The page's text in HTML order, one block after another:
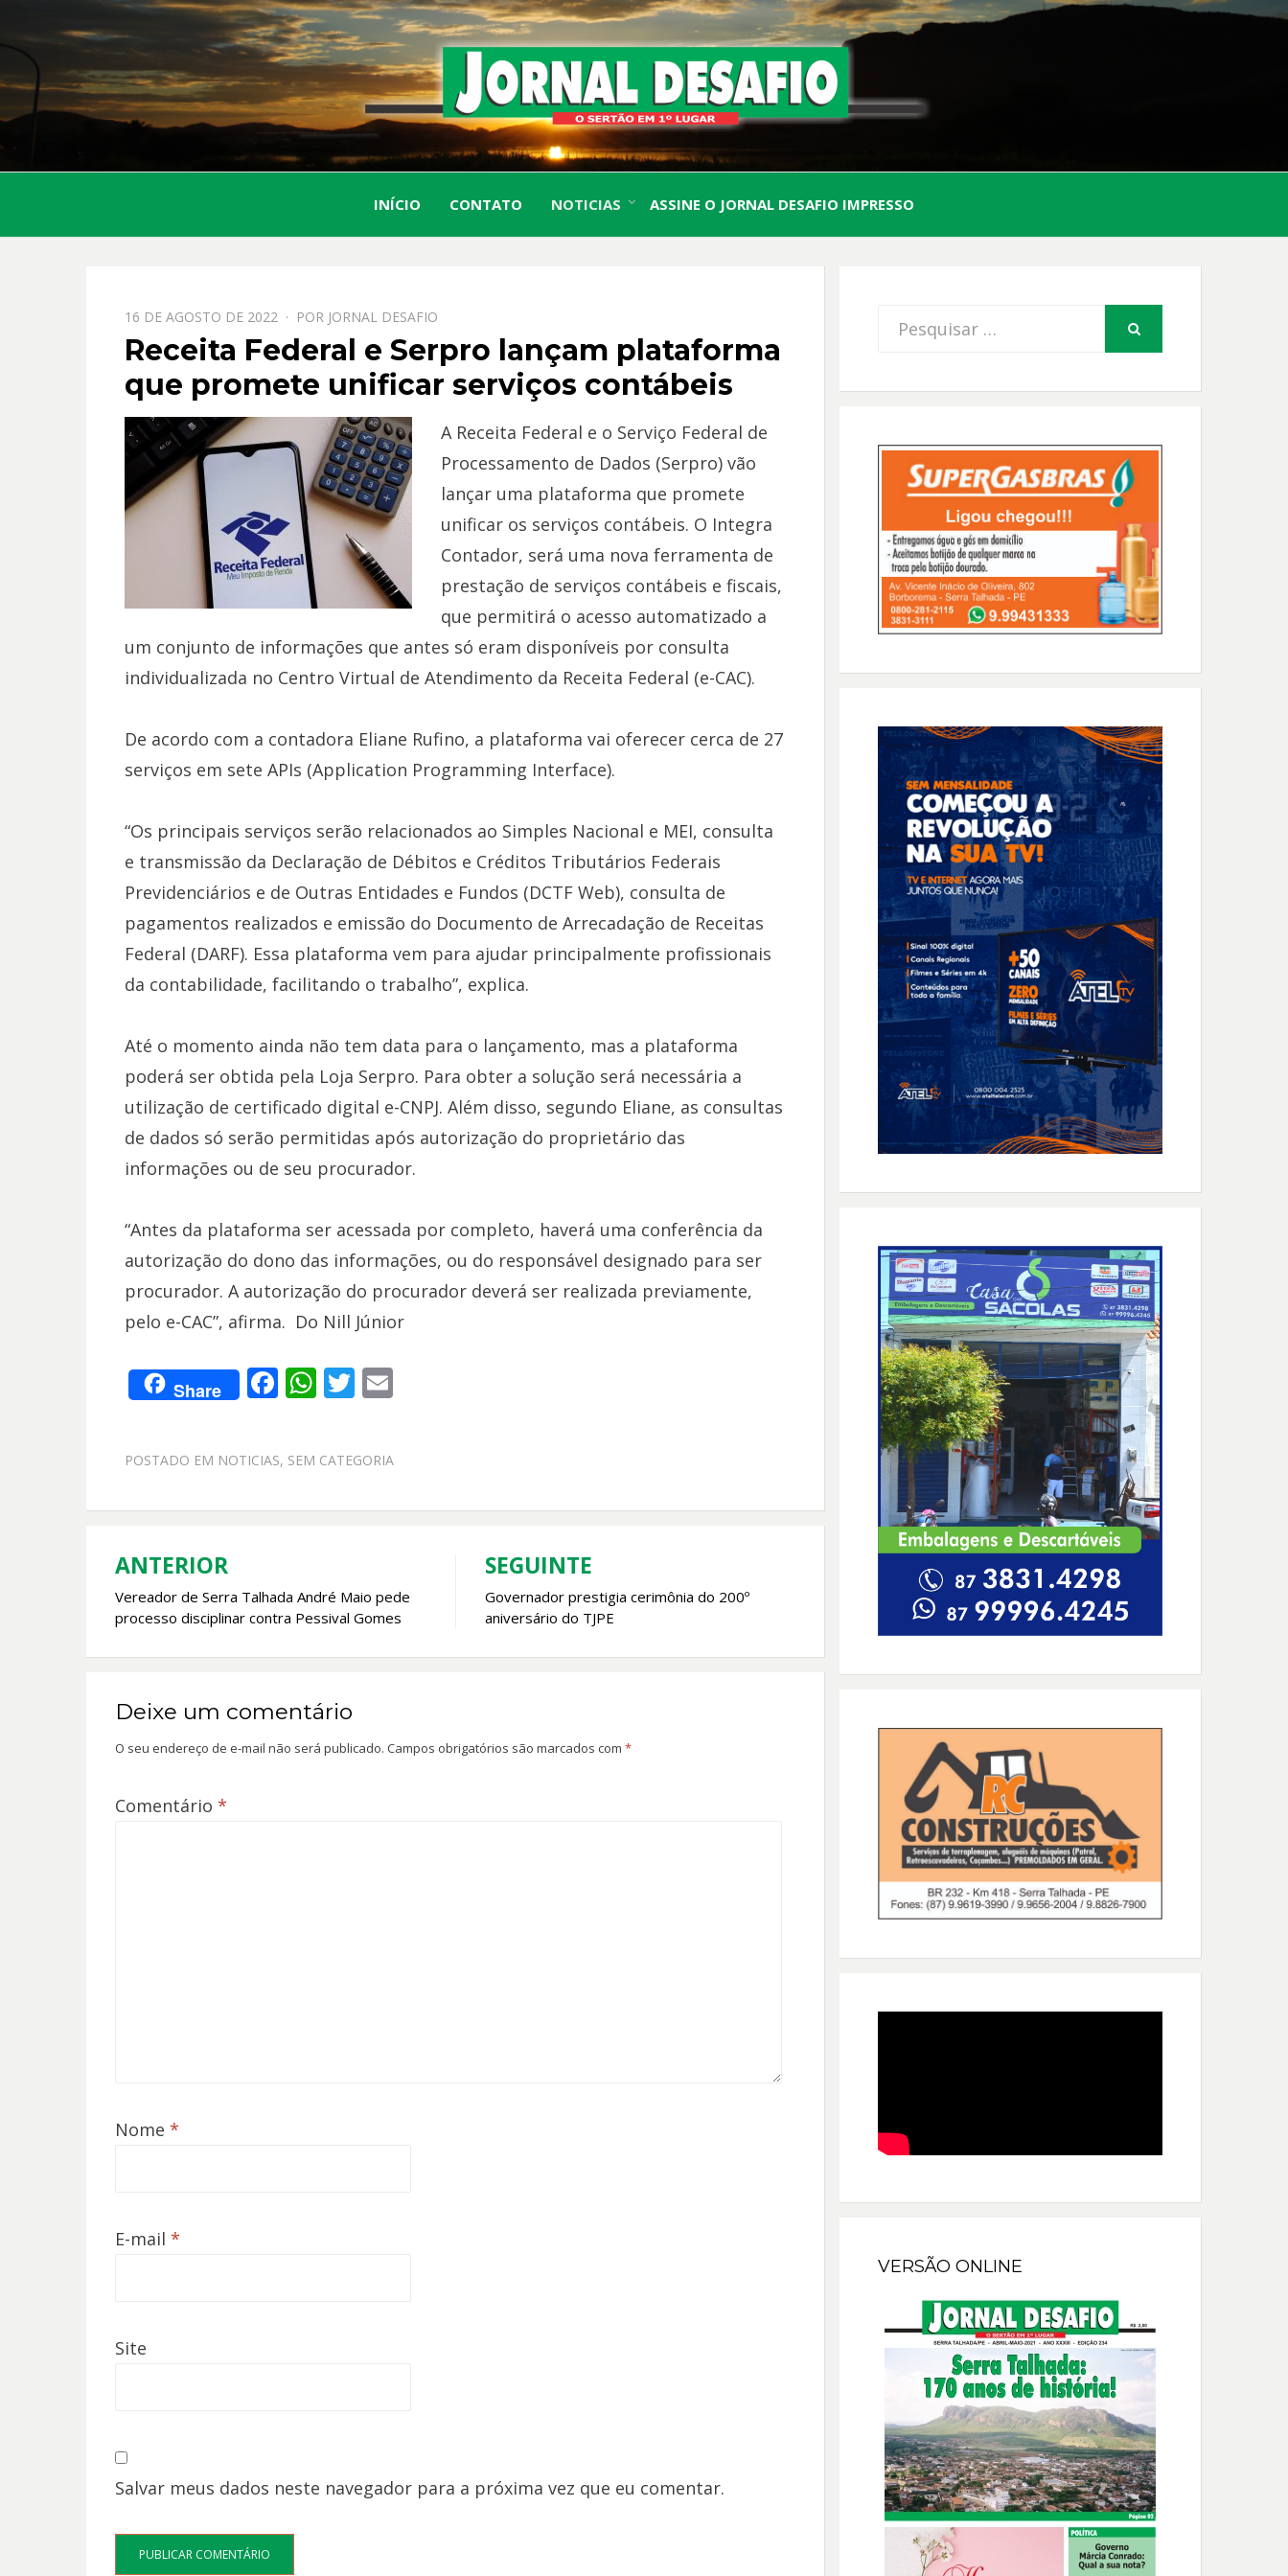
JORNAL
DESAFIO
O Sertão em 1º Lugar
INÍCIO CONTATO NOTICIAS ASSINE O JORNAL DESAFIO IMPRESSO
PPOSTADO
EM
16 DE AGOSTO DE 2022 POR JORNAL DESAFIO
Receita Federal e Serpro lançam plataforma
que promete unificar serviços contábeis
A Receita Federal e o Serviço Federal de
Processamento de Dados (Serpro) vão
lançar uma plataforma que promete
unificar os serviços contábeis. O Integra
Contador, será uma nova ferramenta de
prestação de serviços contábeis e fiscais,
que permitirá o acesso automatizado a
um conjunto de informações que antes só eram disponíveis por consulta
individualizada no Centro Virtual de Atendimento da Receita Federal (e-CAC).
De acordo com a contadora Eliane Rufino, a plataforma vai oferecer cerca de 27
serviços em sete APIs (Application Programming Interface).
“Os principais serviços serão relacionados ao Simples Nacional e MEI, consulta
e transmissão da Declaração de Débitos e Créditos Tributários Federais
Previdenciários e de Outras Entidades e Fundos (DCTF Web), consulta de
pagamentos realizados e emissão do Documento de Arrecadação de Receitas
Federal (DARF). Essa plataforma vem para ajudar principalmente profissionais
da contabilidade, facilitando o trabalho”, explica.
Até o momento ainda não tem data para o lançamento, mas a plataforma
poderá ser obtida pela Loja Serpro. Para obter a solução será necessária a
utilização de certificado digital e-CNPJ. Além disso, segundo Eliane, as consultas
de dados só serão permitidas após autorização do proprietário das
informações ou de seu procurador.
“Antes da plataforma ser acessada por completo, haverá uma conferência da
autorização do dono das informações, ou do responsável designado para ser
procurador. A autorização do procurador deverá ser realizada previamente,
pelo e-CAC”, afirma. Do Nill Júnior
Share F
b
o
W
s
A
T
er
E
l
POSTADO EM NOTICIAS, SEM CATEGORIA
Navegação
de
ANTERIOR
Vereador de Serra Talhada André Maio pede
processo disciplinar contra Pessival Gomes
SEGUINTE
Governador prestigia cerimônia do 200º
aniversário do TJPE
Deixe um comentário
O seu endereço de e-mail não será publicado. Campos obrigatórios são marcados com *
Comentário *
Nome *
E-mail *
Site
Salvar meus dados neste navegador para a próxima vez que eu comentar.
Procurar
VERSÃO ONLINE